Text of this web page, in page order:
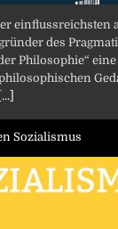
einflussreichsten
des
Philosophie“
[...]
Sozialismus